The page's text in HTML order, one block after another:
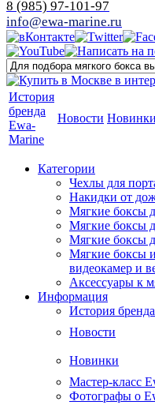
8 (985) 97-101-97
info@ewa-marine.ru
История
бренда
Ewa-
Marine
Новости Новинки
Категории
Чехлы для
Накидки от
Мягкие боксы
Мягкие боксы
Мягкие боксы
Мягкие боксы
видеокамер и
Аксессуары к
Информация
История
Новости
Новинки
Мастер-класс
Фотографы о